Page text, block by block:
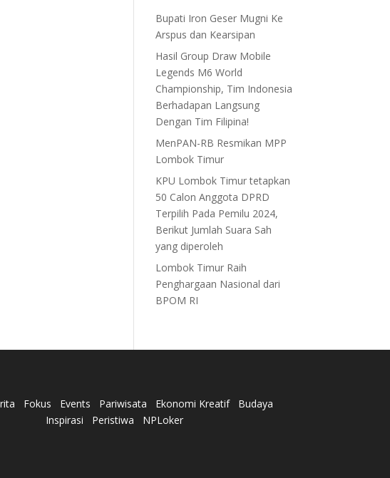
Bupati Iron Geser Mugni Ke
Arspus dan Kearsipan
Hasil Group Draw Mobile
Legends M6 World
Championship, Tim Indonesia
Berhadapan Langsung
Dengan Tim Filipina!
MenPAN-RB Resmikan MPP
Lombok Timur
KPU Lombok Timur tetapkan
50 Calon Anggota DPRD
Terpilih Pada Pemilu 2024,
Berikut Jumlah Suara Sah
yang diperoleh
Lombok Timur Raih
Penghargaan Nasional dari
BPOM RI
Fokus Events Pariwisata Ekonomi Kreatif
Budaya
Inspirasi
Peristiwa NPLoker